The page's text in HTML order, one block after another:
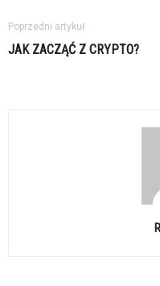
Poprzedni artykuł
JAK ZACZĄĆ Z CRYPTO?